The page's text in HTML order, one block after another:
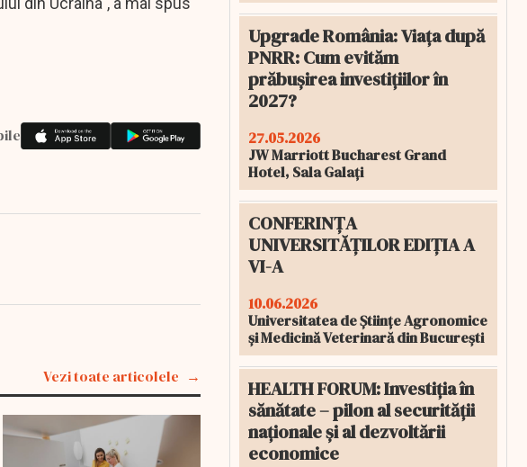
Vezi toate articolele
Upgrade România: Viața după
PNRR: Cum evităm
prăbușirea investițiilor în
2027?
27.05.2026
JW Marriott Bucharest Grand
Hotel, Sala Galați
CONFERINȚA
UNIVERSITĂȚILOR EDIȚIA A
VI-A
10.06.2026
Universitatea de Științe Agronomice
și Medicină Veterinară din București
HEALTH FORUM: Investiția în
sănătate – pilon al securității
naționale și al dezvoltării
economice